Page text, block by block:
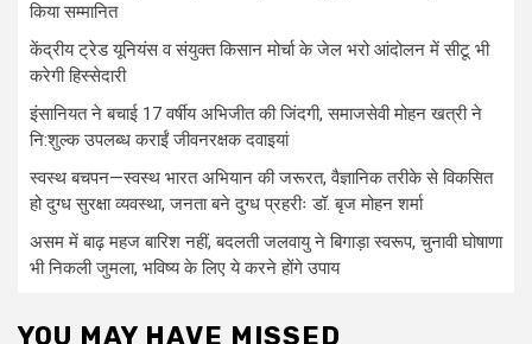
किया सम्मानित
केंद्रीय ट्रेड यूनियंस व संयुक्त किसान मोर्चा के जेल भरो आंदोलन में सीटू भी
करेगी हिस्सेदारी
इंसानियत ने बचाई 17 वर्षीय अभिजीत की जिंदगी, समाजसेवी मोहन खत्री ने
नि:शुल्क उपलब्ध कराईं जीवनरक्षक दवाइयां
स्वस्थ बचपन—स्वस्थ भारत अभियान की जरूरत, वैज्ञानिक तरीके से विकसित
हो दुग्ध सुरक्षा व्यवस्था, जनता बने दुग्ध प्रहरीः डॉ. बृज मोहन शर्मा
असम में बाढ़ महज बारिश नहीं, बदलती जलवायु ने बिगाड़ा स्वरूप, चुनावी घोषाणा
भी निकली जुमला, भविष्य के लिए ये करने होंगे उपाय
YOU MAY HAVE MISSED